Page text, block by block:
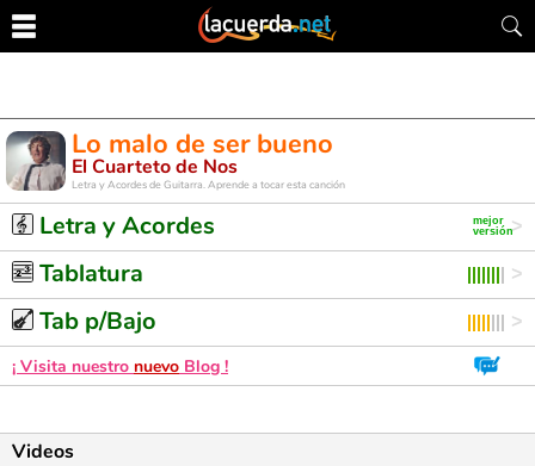
Lo malo de ser bueno
El Cuarteto de Nos
Letra y Acordes de Guitarra. Aprende a tocar esta canción
Letra y Acordes
Tablatura
Tab p/Bajo
¡ Visita nuestro nuevo Blog !
Videos